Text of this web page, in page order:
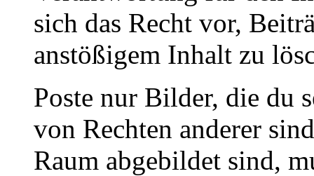
sich das Recht vor,
anstößigem Inhalt zu
Poste nur Bilder, die du
von Rechten anderer
Raum abgebildet sind,